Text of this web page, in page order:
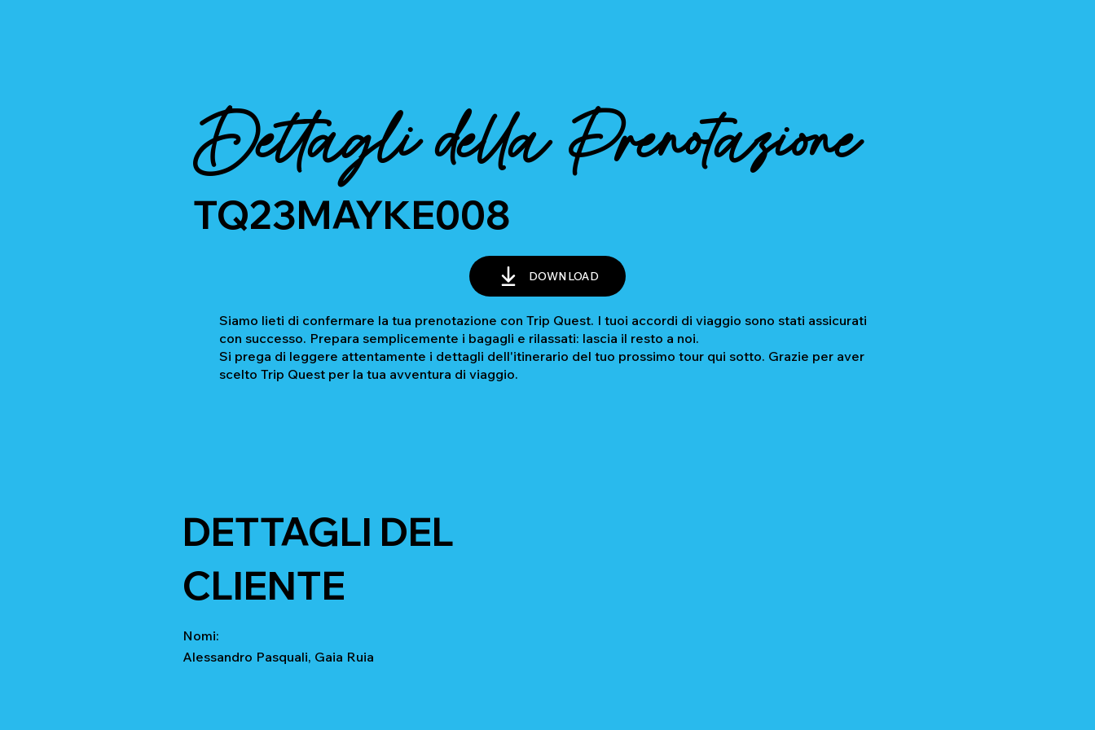
Dettagli della Prenotazione
TQ23MAYKE008
DOWNLOAD
Siamo lieti di confermare la tua prenotazione con Trip Quest. I tuoi accordi di viaggio sono stati assicurati
con successo. Prepara semplicemente i bagagli e rilassati: lascia il resto a noi.
Si prega di leggere attentamente i dettagli dell'itinerario del tuo prossimo tour qui sotto. Grazie per aver
scelto Trip Quest per la tua avventura di viaggio.
DETTAGLI DEL
CLIENTE
Nomi:
Alessandro Pasquali, Gaia Ruia